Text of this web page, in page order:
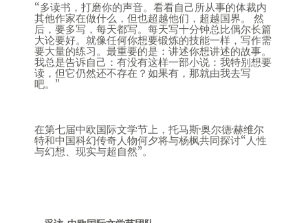
“多读书，打磨你的声音。看看自己所从事的体裁内
其他作家在做什么，但也超越他们，超越国界。 然
后，要多写，每天都写。每天写十分钟总比偶尔长篇
大论要好。就像任何你想要锻炼的技能一样，写作需
要大量的练习。最重要的是：讲述你想讲述的故事。
我总是告诉自己：有没有这样一部小说：我特别想要
读，但它仍然还不存在？如果有，那就由我去写
吧。”
在第七届中欧国际文学节上，托马斯·奥尔德·赫维尔
特和中国科幻传奇人物何夕将与杨枫共同探讨“人性
与幻想、现实与超自然”。